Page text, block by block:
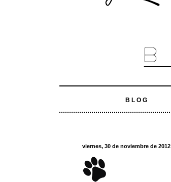
BLOG
viernes, 30 de noviembre de 2012